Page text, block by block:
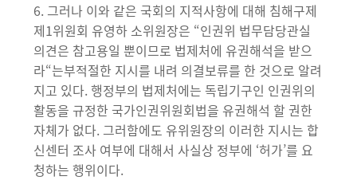
6. 그러나 이와 같은 국회의 지적사항에 대해 침해구제
제1위원회 유영하 소위원장은 “인권위 법무담당관실
의견은 참고용일 뿐이므로 법제처에 유권해석을 받으
라“는부적절한 지시를 내려 의결보류를 한 것으로 알려
지고 있다. 행정부의 법제처에는 독립기구인 인권위의
활동을 규정한 국가인권위원회법을 유권해석 할 권한
자체가 없다. 그러함에도 유위원장의 이러한 지시는 합
신센터 조사 여부에 대해서 사실상 정부에 ‘허가’를 요
청하는 행위이다.